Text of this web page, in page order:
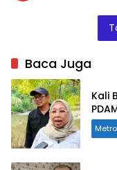
Baca Juga
Kali